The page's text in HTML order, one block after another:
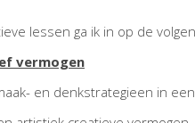
lessen ga ik in op de
vermogen
en denkstrategieen in